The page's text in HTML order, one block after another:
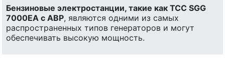
Бензиновые электростанции, такие как ТСС SGG
7000EA с АВР, являются одними из самых
распространенных типов генераторов и могут
обеспечивать высокую мощность.